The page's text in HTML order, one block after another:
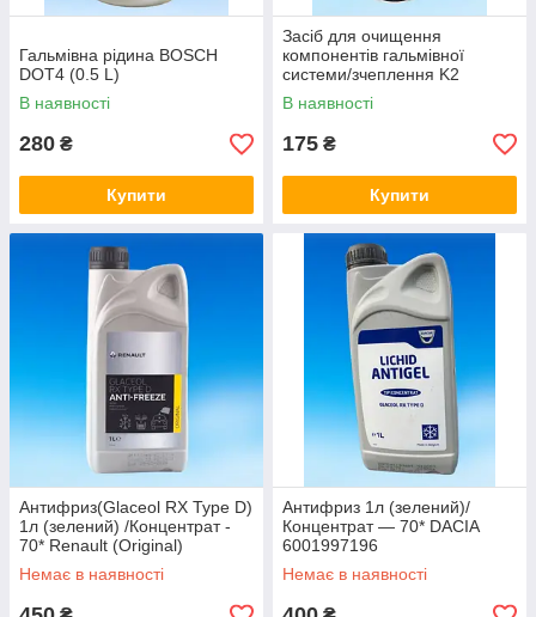
Гальмівна рідина BOSCH
DOT4 (0.5 L)
В наявності
280 ₴
Купити
Засіб для очищення
компонентів гальмівної
системи/зчеплення K2
(600ml)
В наявності
175 ₴
Купити
Антифриз(Glaceol RX Type D)
1л (зелений) /Концентрат -
70* Renault (Original)
7711949699
Немає в наявності
Антифриз 1л (зелений)/
Концентрат — 70* DACIA
6001997196
Немає в наявності